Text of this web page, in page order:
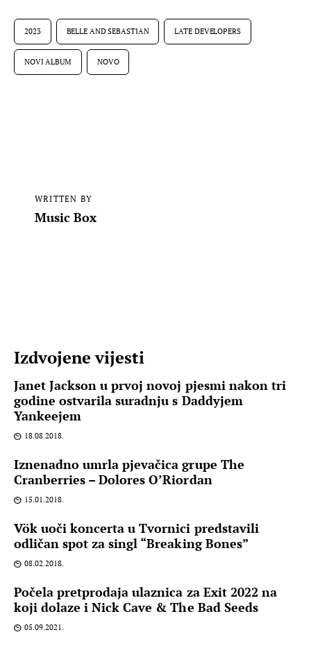
2023 BELLE AND SEBASTIAN LATE DEVELOPERS
NOVI ALBUM NOVO
WRITTEN BY
Music Box
Izdvojene vijesti
Janet Jackson u prvoj novoj pjesmi nakon tri
godine ostvarila suradnju s Daddyjem
Yankeejem
18.08.2018.
Iznenadno umrla pjevačica grupe The
Cranberries – Dolores O’Riordan
15.01.2018.
Vök uoči koncerta u Tvornici predstavili
odličan spot za singl “Breaking Bones”
08.02.2018.
Počela pretprodaja ulaznica za Exit 2022 na
koji dolaze i Nick Cave & The Bad Seeds
05.09.2021.